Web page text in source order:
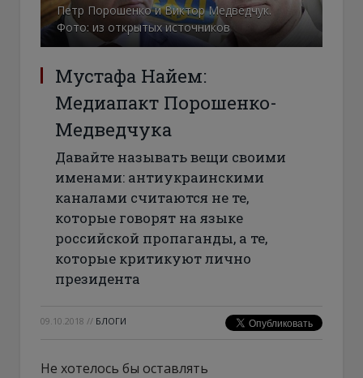
Петр Порошенко и Виктор Медведчук.
Фото: из открытых источников
Мустафа Найем:
Медиапакт Порошенко-
Медведчука
Давайте называть вещи своими
именами: антиукраинскими
каналами считаются не те,
которые говорят на языке
российской пропаганды, а те,
которые критикуют лично
президента
09.10.2018 // БЛОГИ
Не хотелось бы оставлять